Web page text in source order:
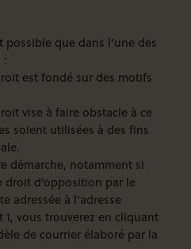
possible que dans l’une des
:
est fondé sur des motifs
vise à faire obstacle à ce
soient utilisées à des fins
démarche, notamment si
droit d’opposition par le
adressée à l’adresse
vous trouverez en cliquant
de courrier élaboré par la